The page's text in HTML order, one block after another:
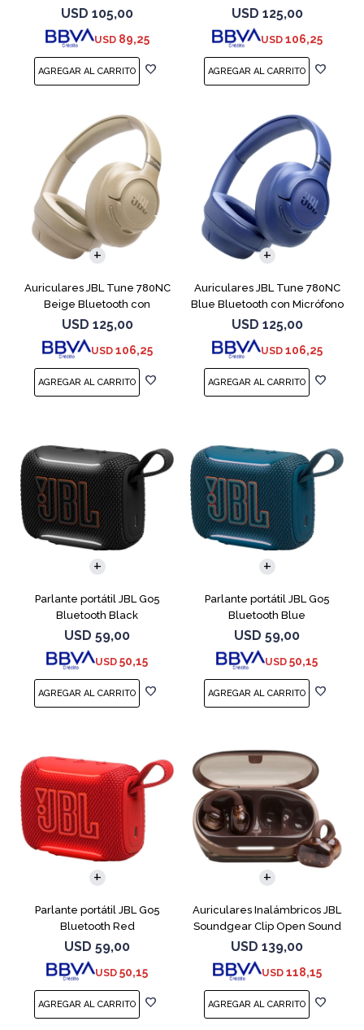
USD 105,00
USD 89,25
Micrófono
USD 125,00
USD 106,25
Auriculares JBL Tune 780NC
Beige Bluetooth con
Micrófono
USD 125,00
USD 106,25
Auriculares JBL Tune 780NC
Blue Bluetooth con Micrófono
USD 125,00
USD 106,25
Parlante portátil JBL Go5
Bluetooth Black
USD 59,00
USD 50,15
Parlante portátil JBL Go5
Bluetooth Blue
USD 59,00
USD 50,15
Parlante portátil JBL Go5
Bluetooth Red
USD 59,00
USD 50,15
Auriculares Inalámbricos JBL
Soundgear Clip Open Sound
Cobre
USD 139,00
USD 118,15